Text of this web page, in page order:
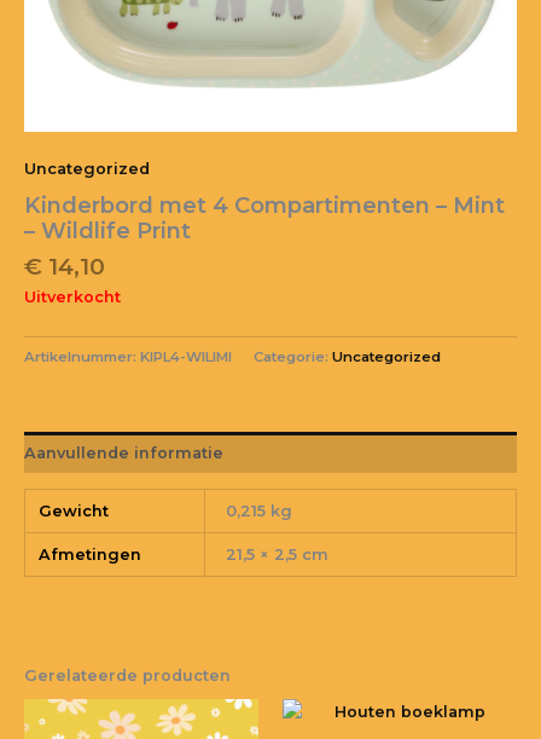
Uncategorized
Kinderbord met 4 Compartimenten – Mint
– Wildlife Print
€ 14,10
Uitverkocht
Artikelnummer: KIPL4-WILIMI Categorie: Uncategorized
Aanvullende informatie
Gewicht 0,215 kg
Afmetingen 21,5 × 2,5 cm
Gerelateerde producten